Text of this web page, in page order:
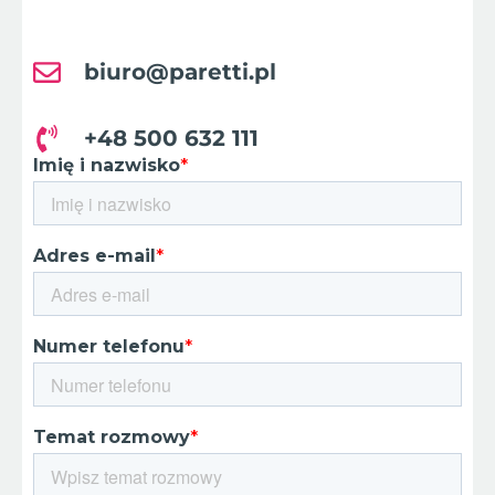
biuro@paretti.pl
+48 500 632 111